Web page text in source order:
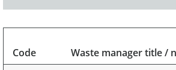
Code Waste manager title /